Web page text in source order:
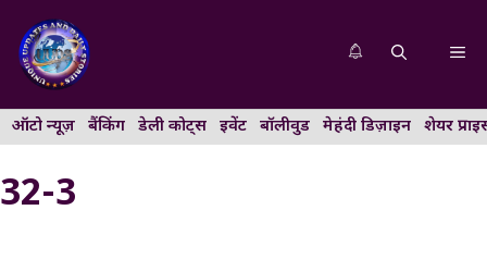
content
ऑटो न्यूज़ बैंकिंग डेली कोट्स इवेंट बॉलीवुड मेहंदी डिज़ाइन शेयर
32-3